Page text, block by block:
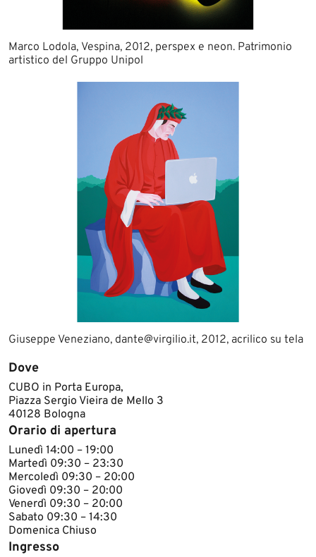
Marco Lodola, Vespina, 2012, perspex e neon. Patrimonio
artistico del Gruppo Unipol
Giuseppe Veneziano, dante@virgilio.it​, 2012, acrilico su tela
Dove
CUBO in Porta Europa,
Piazza Sergio Vieira de Mello 3
40128 Bologna
Orario di apertura
Lunedì 14:00 – 19:00
Martedì 09:30 – 23:30
Mercoledì 09:30 – 20:00
Giovedì 09:30 – 20:00
Venerdì 09:30 – 20:00
Sabato 09:30 – 14:30
Domenica Chiuso
Ingresso